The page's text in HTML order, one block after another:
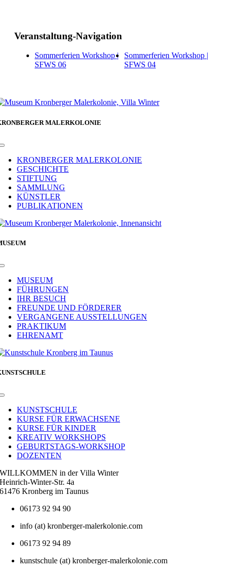
Veranstaltung-Navigation
Sommerferien Workshop |
SFWS 06
Sommerferien Workshop |
SFWS 04
MALERKOLONIE
Toggle
NavigationKRONBERGER MALERKOLONIE
GESCHICHTE
STIFTUNG
SAMMLUNG
KÜNSTLER
PUBLIKATIONEN
Toggle
NavigationMUSEUM
FÜHRUNGEN
IHR BESUCH
FREUNDE UND FÖRDERER
VERGANGENE AUSSTELLUNGEN
PRAKTIKUM
EHRENAMT
Toggle
NavigationKUNSTSCHULE
KURSE FÜR ERWACHSENE
KURSE FÜR KINDER
KREATIV WORKSHOPS
GEBURTSTAGS-WORKSHOP
DOZENTEN
WILLKOMMEN in der Villa Winter
Heinrich-Winter-Str. 4a
61476 Kronberg im Taunus
06173 92 94 90
info (at) kronberger-malerkolonie.com
06173 92 94 89
kunstschule (at) kronberger-malerkolonie.com